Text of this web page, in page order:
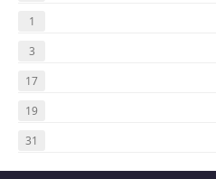
1
3
17
19
31